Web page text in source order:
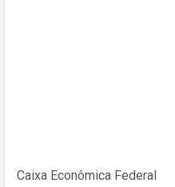
Caixa Econômica Federal